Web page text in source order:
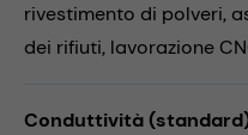
rivestimento di polveri,
dei rifiuti, lavorazione
Conduttività